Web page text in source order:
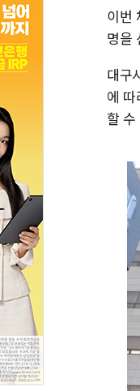
이번
명을
대구
에
할